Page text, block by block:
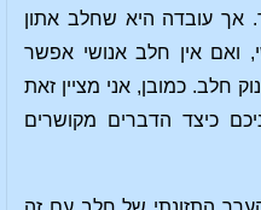
אך עובדה היא שחלב אתון
ואם אין חלב אנושי אפשר
חלב. כמובן, אני מציין זאת
כיצד הדברים מקושרים